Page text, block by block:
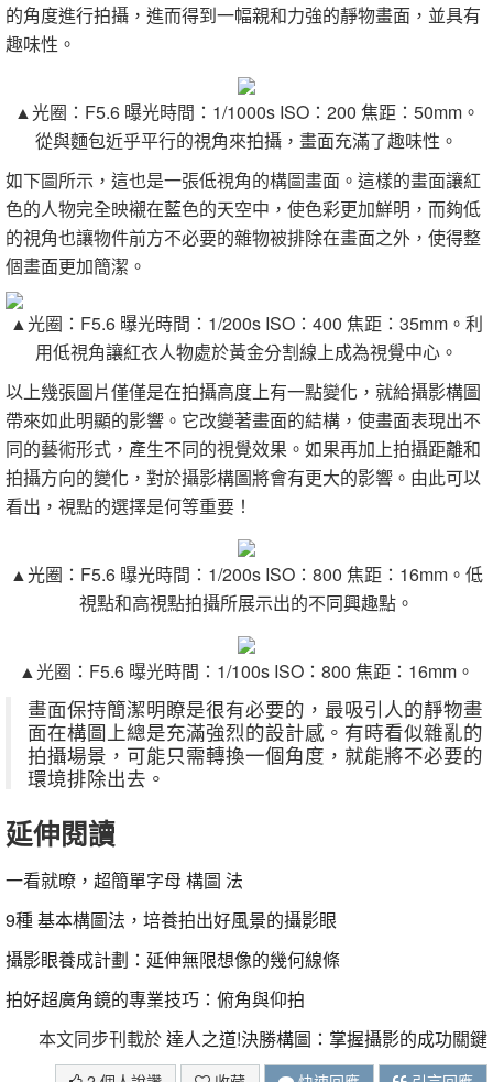
的角度進行拍攝，進而得到一幅親和力強的靜物畫面，並具有
趣味性。
▲光圈： F5.6 曝光時間： 1/1000s ISO：200 焦距： 50mm。
從與麵包近乎平行的視角來拍攝，畫面充滿了趣味性。
如下圖所示，這也是一張低視角的構圖畫面。這樣的畫面讓紅
色的人物完全映襯在藍色的天空中，使色彩更加鮮明，而夠低
的視角也讓物件前方不必要的雜物被排除在畫面之外，使得整
個畫面更加簡潔。
▲光圈： F5.6 曝光時間： 1/200s ISO：400 焦距： 35mm。 利
用低視角讓紅衣人物處於黃金分割線上成為視覺中心。
以上幾張圖片僅僅是在拍攝高度上有一點變化，就給攝影構圖
帶來如此明顯的影響。它改變著畫面的結構，使畫面表現出不
同的藝術形式，產生不同的視覺效果。如果再加上拍攝距離和
拍攝方向的變化，對於攝影構圖將會有更大的影響。由此可以
看出，視點的選擇是何等重要！
▲光圈： F5.6 曝光時間： 1/200s ISO：800 焦距： 16mm。低
視點和高視點拍攝所展示出的不同興趣點。
▲光圈：F5.6 曝光時間： 1/100s ISO：800 焦距： 16mm。
畫面保持簡潔明瞭是很有必要的，最吸引人的靜物畫
面在構圖上總是充滿強烈的設計感。有時看似雜亂的
拍攝場景，可能只需轉換一個角度，就能將不必要的
環境排除出去。
延伸閱讀
一看就暸，超簡單字母 構圖 法
9種 基本構圖法，培養拍出好風景的攝影眼
攝影眼養成計劃：延伸無限想像的幾何線條
拍好超廣角鏡的專業技巧：俯角與仰拍
本文同步刊載於達人之道!決勝構圖：掌握攝影的成功關鍵